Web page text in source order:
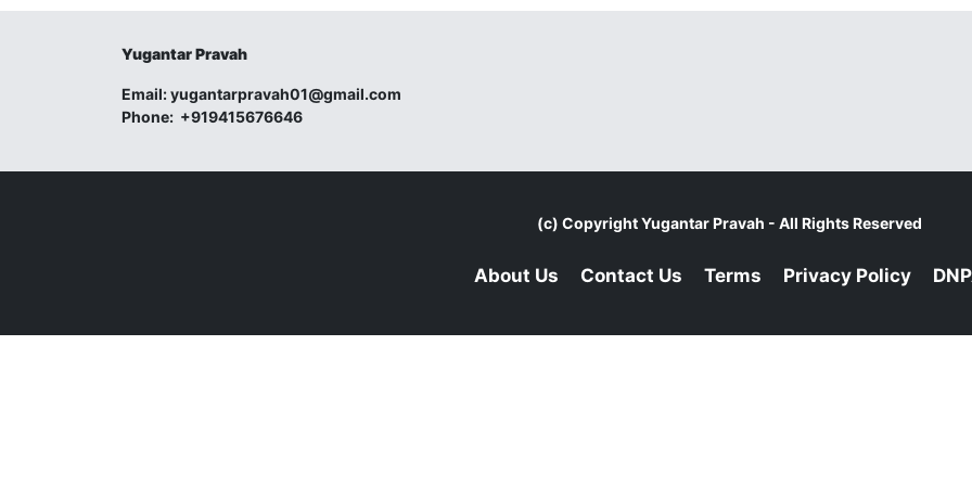
Yugantar Pravah
Email:yugantarpravah01@gmail.com
Phone: +919415676646
(c) CopyrightYugantar Pravah - All Rights Reserved
About Us Contact Us Terms Privacy Policy